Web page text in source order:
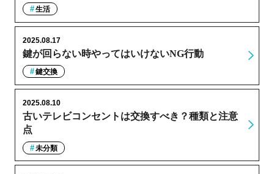
生活
鍵が回らない時やってはいけないNG行動
2025.08.17
鍵交換
古いテレビコンセントは交換すべき？種類と注意
点
2025.08.10
未分類